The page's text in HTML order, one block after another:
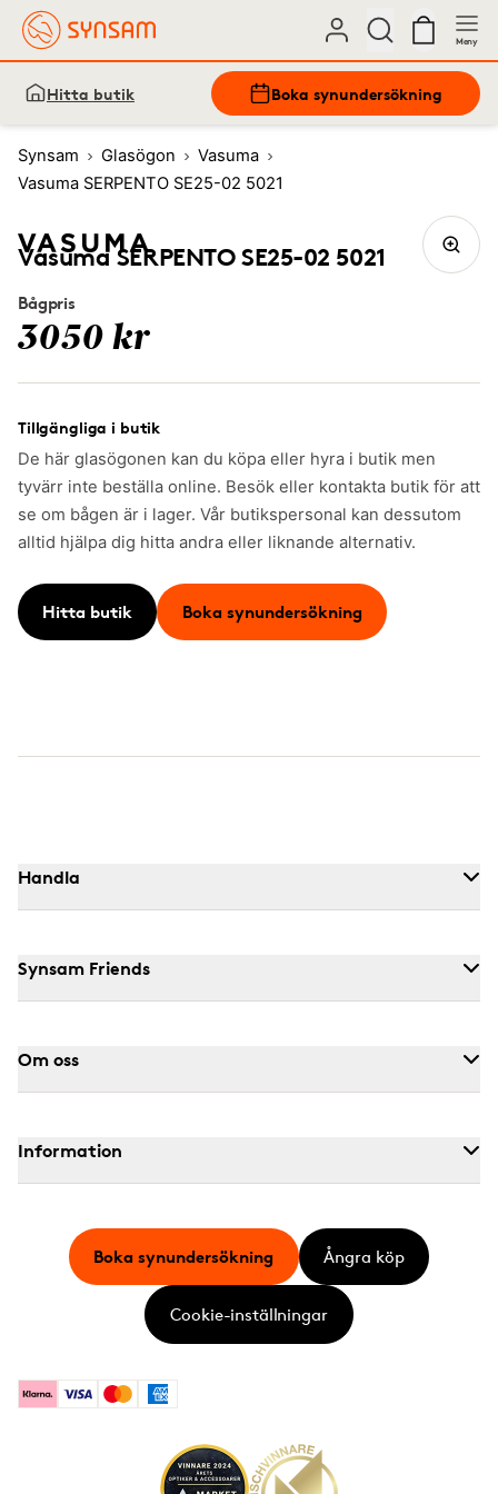
Meny
Hitta butik Boka synundersökning
Synsam Glasögon
Vasuma
Vasuma SERPENTO SE25-02 5021
Vasuma SERPENTO SE25-02 5021
Bågpris
3050 kr
Tillgängliga i butik
De här glasögonen kan du köpa eller hyra i butik men
tyvärr inte beställa online. Besök eller kontakta butik för att
se om bågen är i lager. Vår butikspersonal kan dessutom
alltid hjälpa dig hitta andra eller liknande alternativ.
Hitta butik Boka synundersökning
Handla
Synsam Friends
Om oss
Information
KlarnaVisa MastercardAmerican Express
Boka synundersökning Ångra köp
Cookie-inställningar